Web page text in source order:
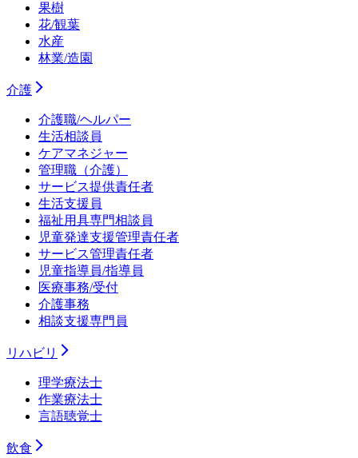
果樹
花/観葉
水産
林業/造園
介護
介護職/ヘルパー
生活相談員
ケアマネジャー
管理職（介護）
サービス提供責任者
生活支援員
福祉用具専門相談員
児童発達支援管理責任者
サービス管理責任者
児童指導員/指導員
医療事務/受付
介護事務
相談支援専門員
リハビリ
理学療法士
作業療法士
言語聴覚士
飲食